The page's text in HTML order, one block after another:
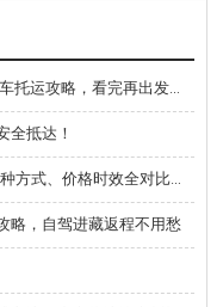
被 “我去赛里木湖了” 刷屏？新疆西藏汽车托运攻略，看完再出发不踩坑！
全抵达！
1000 公里汽车托运怎么算？中车物流3 种方式、价格时效全对比，看完不踩坑
略，自驾进藏返程不用愁